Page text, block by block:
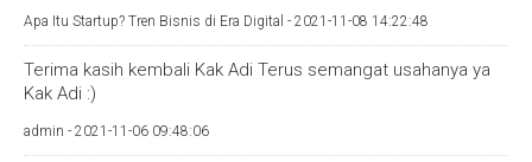
Apa Itu Startup? Tren Bisnis di Era Digital - 2021-11-08 14:22:48
Terima kasih kembali Kak Adi Terus semangat usahanya ya
Kak Adi :)
admin - 2021-11-06 09:48:06